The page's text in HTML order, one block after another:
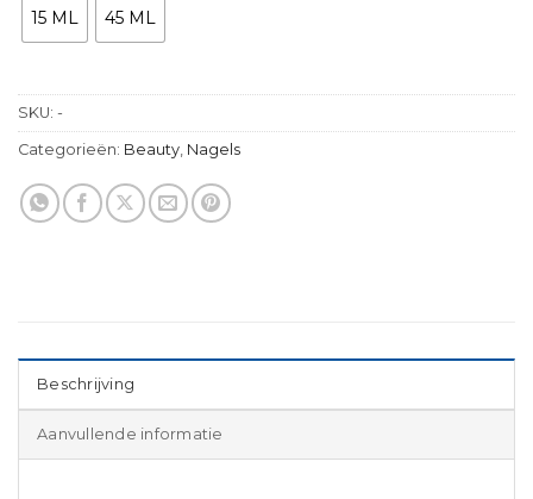
15 ML 45 ML
SKU: -
Categorieën: Beauty, Nagels
Beschrijving
Aanvullende informatie